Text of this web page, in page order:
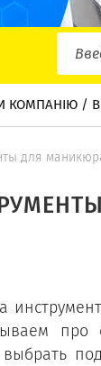
КОМПАНІЮ /
для